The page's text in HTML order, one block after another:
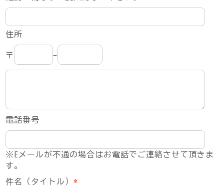
住所
〒 -
電話番号
※Eメールが不通の場合はお電話でご連絡させて頂きま
す。
件名（タイトル）*